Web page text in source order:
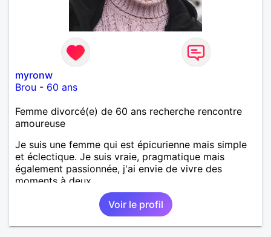
myronw
Brou - 60 ans
Femme divorcé(e) de 60 ans recherche rencontre
amoureuse
Je suis une femme qui est épicurienne mais simple
et éclectique. Je suis vraie, pragmatique mais
également passionnée, j'ai envie de vivre des
moments à deux.
Voir le profil